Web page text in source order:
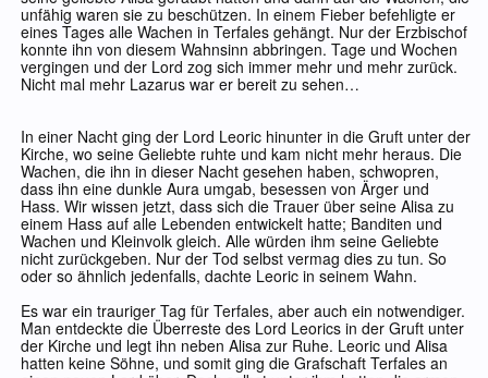
unfähig waren sie zu beschützen. In einem Fieber befehligte er
eines Tages alle Wachen in Terfales gehängt. Nur der Erzbischof
konnte ihn von diesem Wahnsinn abbringen. Tage und Wochen
vergingen und der Lord zog sich immer mehr und mehr zurück.
Nicht mal mehr Lazarus war er bereit zu sehen…
In einer Nacht ging der Lord Leoric hinunter in die Gruft unter der
Kirche, wo seine Geliebte ruhte und kam nicht mehr heraus. Die
Wachen, die ihn in dieser Nacht gesehen haben, schwopren,
dass ihn eine dunkle Aura umgab, besessen von Ärger und
Hass. Wir wissen jetzt, dass sich die Trauer über seine Alisa zu
einem Hass auf alle Lebenden entwickelt hatte; Banditen und
Wachen und Kleinvolk gleich. Alle würden ihm seine Geliebte
nicht zurückgeben. Nur der Tod selbst vermag dies zu tun. So
oder so ähnlich jedenfalls, dachte Leoric in seinem Wahn.
Es war ein trauriger Tag für Terfales, aber auch ein notwendiger.
Man entdeckte die Überreste des Lord Leorics in der Gruft unter
der Kirche und legt ihn neben Alisa zur Ruhe. Leoric und Alisa
hatten keine Söhne, und somit ging die Grafschaft Terfales an